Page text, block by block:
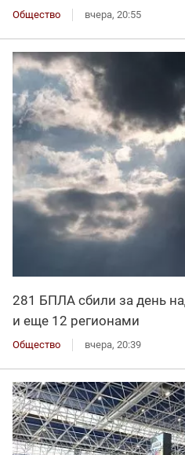
Общество вчера, 20:55
281 БПЛА сбили за день
и еще 12 регионами
Общество вчера, 20:39